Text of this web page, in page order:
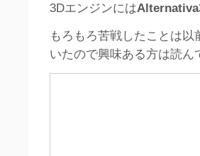
3Dエンジンには
もろもろ苦戦したことは
いたので興味ある方は読ん